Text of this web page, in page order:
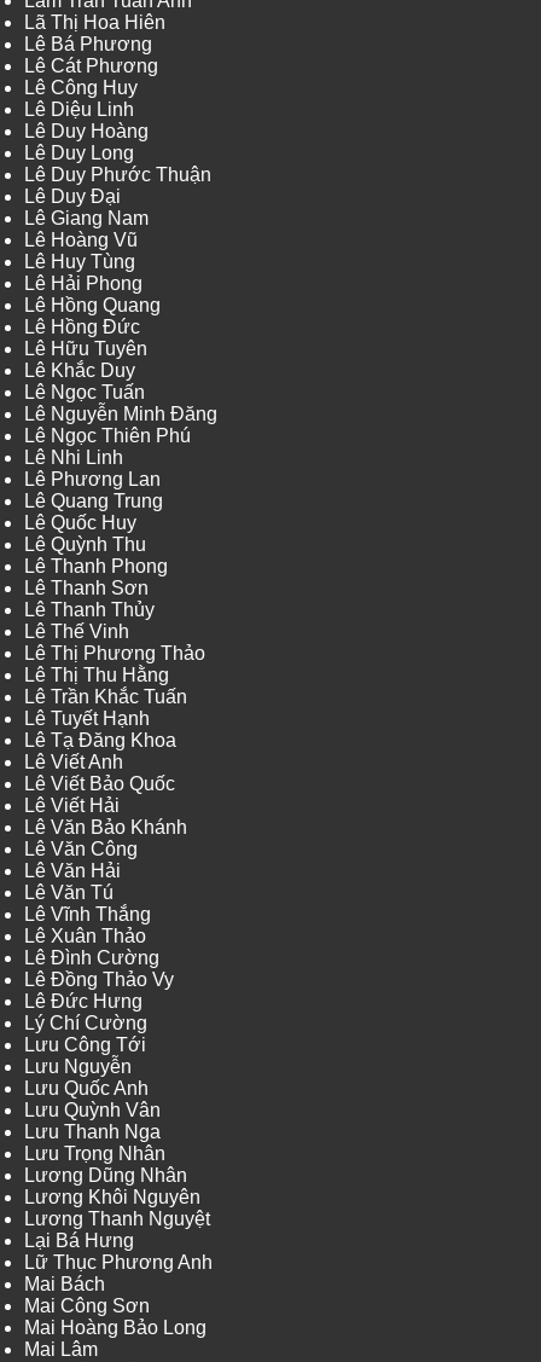
Lã Thị Hoa Hiên
Lê Bá Phương
Lê Cát Phương
Lê Công Huy
Lê Diệu Linh
Lê Duy Hoàng
Lê Duy Long
Lê Duy Phước Thuận
Lê Duy Đại
Lê Giang Nam
Lê Hoàng Vũ
Lê Huy Tùng
Lê Hải Phong
Lê Hồng Quang
Lê Hồng Đức
Lê Hữu Tuyên
Lê Khắc Duy
Lê Ngọc Tuấn
Lê Nguyễn Minh Đăng
Lê Ngọc Thiên Phú
Lê Nhi Linh
Lê Phương Lan
Lê Quang Trung
Lê Quốc Huy
Lê Quỳnh Thu
Lê Thanh Phong
Lê Thanh Sơn
Lê Thanh Thủy
Lê Thế Vinh
Lê Thị Phương Thảo
Lê Thị Thu Hằng
Lê Trần Khắc Tuấn
Lê Tuyết Hạnh
Lê Tạ Đăng Khoa
Lê Viết Anh
Lê Viết Bảo Quốc
Lê Viết Hải
Lê Văn Bảo Khánh
Lê Văn Công
Lê Văn Hải
Lê Văn Tú
Lê Vĩnh Thắng
Lê Xuân Thảo
Lê Đình Cường
Lê Đồng Thảo Vy
Lê Đức Hưng
Lý Chí Cường
Lưu Công Tới
Lưu Nguyễn
Lưu Quốc Anh
Lưu Quỳnh Vân
Lưu Thanh Nga
Lưu Trọng Nhân
Lương Dũng Nhân
Lương Khôi Nguyên
Lương Thanh Nguyệt
Lại Bá Hưng
Lữ Thục Phương Anh
Mai Bách
Mai Công Sơn
Mai Hoàng Bảo Long
Mai Lâm